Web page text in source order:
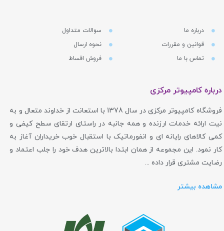
درباره ما
قوانین و مقررات
تماس با ما
سوالات متداول
نحوه ارسال
فروش اقساط
درباره کامپیوتر مرکزی
فروشگاه کامپیوتر مرکزی در سال 1378 با استعانت از خداوند متعال و به
نیت ارائه خدمات ارزنده و همه جانبه در راستای ارتقای سطح کیفی و
کمی کالاهای رایانه ای و انفورماتیک با استقبال خوب خریداران آغاز به
کار نمود. این مجموعه از همان ابتدا بالاترین هدف خود را جلب اعتماد و
رضایت مشتری قرار داده ...
مشاهده بیشتر